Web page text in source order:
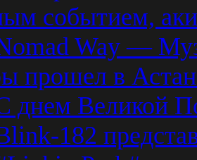
событием,
Way —
прошел в
днем Великой
182